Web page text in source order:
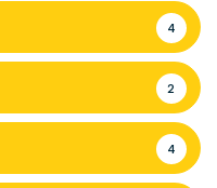
4
2
4